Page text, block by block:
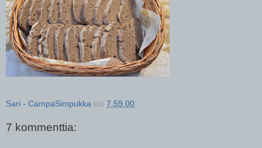
Sari - CampaSimpukka klo 7.59.00
7 kommenttia: